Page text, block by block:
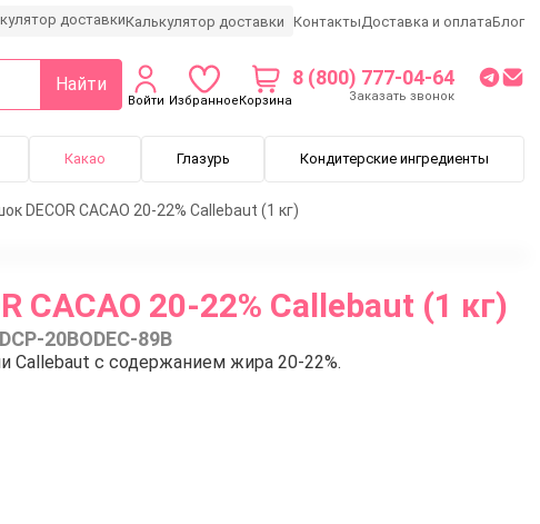
Калькулятор доставки КонтактыДоставка и оплатаБлог
Найти
Войти ИзбранноеКорзина
8 (800) 777-04-64
Заказать звонок
Какао Глазурь Кондитерские ингредиенты
DECOR CACAO 20-22% Callebaut (1 кг)
CACAO 20-22% Callebaut (1 кг)
DCP-20BODEC-89B
Callebaut с содержанием жира 20-22%.